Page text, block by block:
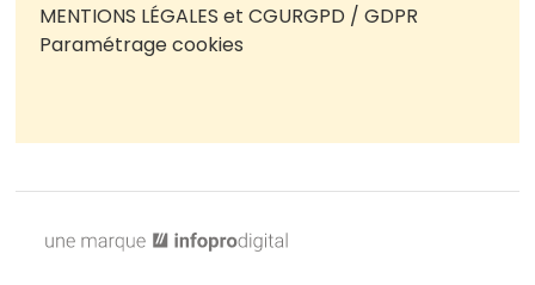
MENTIONS LÉGALES et CGURGPD / GDPR
Paramétrage cookies